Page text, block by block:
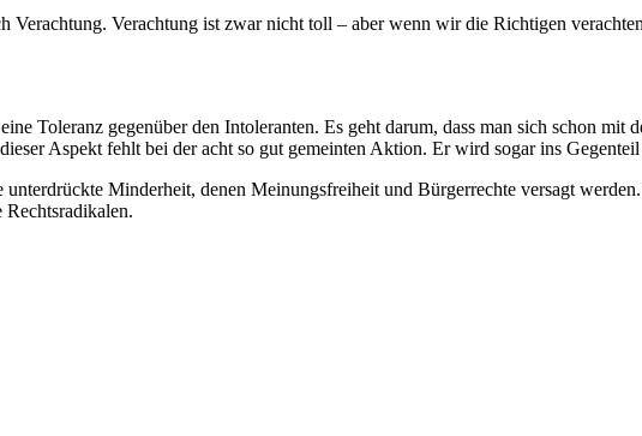
Verachtung. Verachtung ist zwar nicht toll – aber wenn wir die Richtigen
Toleranz gegenüber den Intoleranten. Es geht darum, dass man sich schon mit
Aspekt fehlt bei der acht so gut gemeinten Aktion. Er wird sogar ins
Minderheit, denen Meinungsfreiheit und Bürgerrechte versagt